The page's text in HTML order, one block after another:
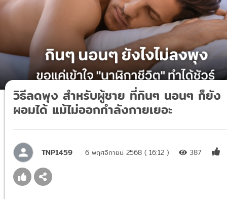
วิธีลดพุง สำหรับผู้ชาย ที่กินๆ นอนๆ ก็ยัง
ผอมได้ แม้ไม่ออกกำลังกายเยอะ
TNP1459 6 พฤศจิกายน 2568 ( 16:12 ) 387